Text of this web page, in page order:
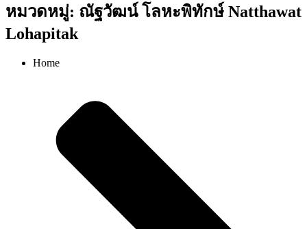
หมวดหมู่: ณัฐวัฒน์ โลหะพิทักษ์ Natthawat
Lohapitak
Home